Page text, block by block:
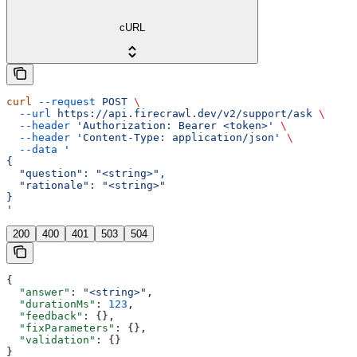
cURL
curl --request POST \
  --url
https://api.firecrawl.dev/v2/support/ask \
  --header
'Authorization: Bearer <token>'
\
  --header
'Content-Type: application/json'
\
  --data
'
{
  "question": "<string>",
  "rationale": "<string>"
}
'
200 400 401 503 504
{
  "answer"
: "<string>" ,
  "durationMs"
: 123 ,
  "feedback"
: {},
  "fixParameters"
: {},
  "validation"
: {}
}